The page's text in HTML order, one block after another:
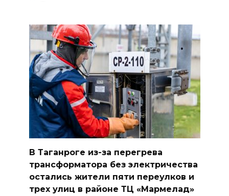
В Таганроге из-за перегрева
трансформатора без электричества
остались жители пяти переулков и
трех улиц в районе ТЦ «Мармелад»